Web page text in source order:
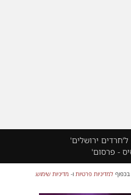
ירושלים'
- פרסום'
למדיניות פרטיות ו-מדיניות שימוש